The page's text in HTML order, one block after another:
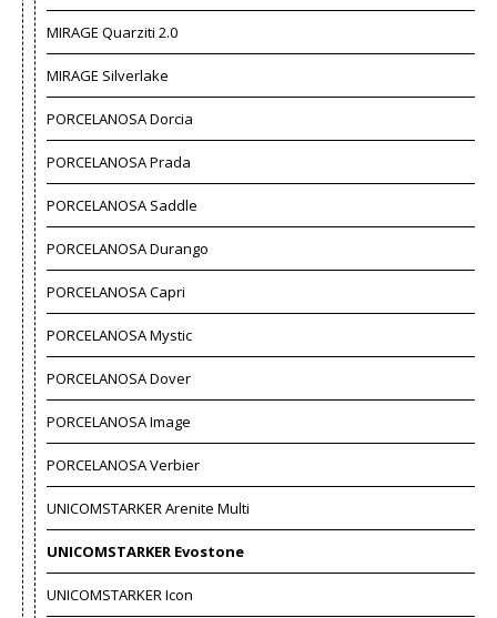
MIRAGE Quarziti 2.0
MIRAGE Silverlake
PORCELANOSA Dorcia
PORCELANOSA Prada
PORCELANOSA Saddle
PORCELANOSA Durango
PORCELANOSA Capri
PORCELANOSA Mystic
PORCELANOSA Dover
PORCELANOSA Image
PORCELANOSA Verbier
UNICOMSTARKER Arenite Multi
UNICOMSTARKER Evostone
UNICOMSTARKER Icon